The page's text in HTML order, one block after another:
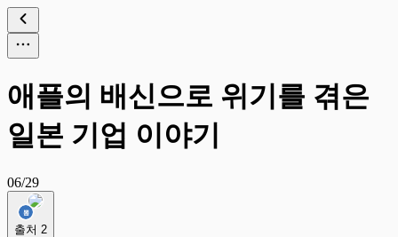
애플의 배신으로 위기를 겪은
일본 기업 이야기
06/29
출처 2